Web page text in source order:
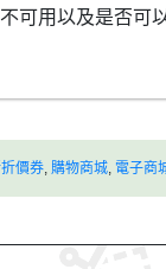
可用以及是否可
價券 購物商城 電子商